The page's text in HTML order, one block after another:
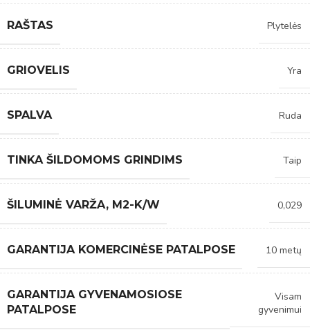
RAŠTAS Plytelės
GRIOVELIS Yra
SPALVA Ruda
TINKA ŠILDOMOMS GRINDIMS Taip
ŠILUMINĖ VARŽA, M2-K/W 0,029
GARANTIJA KOMERCINĖSE PATALPOSE 10 metų
GARANTIJA GYVENAMOSIOSE
PATALPOSE
Visam
gyvenimui